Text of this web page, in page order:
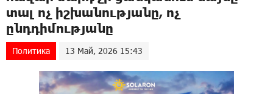
տալ ոչ իշխանությանը, ոչ
ընդդիմությանը
Политика 13 Май, 2026 15:43